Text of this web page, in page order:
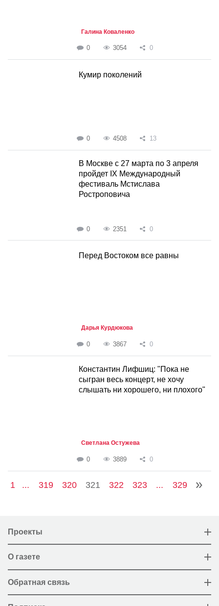
Галина Коваленко
0 3054 0
Кумир поколений
0 4508 13
В Москве с 27 марта по 3 апреля
пройдет IX Международный
фестиваль Мстислава
Ростроповича
0 2351 0
Перед Востоком все равны
Дарья Курдюкова
0 3867 0
Константин Лифшиц: "Пока не
сыгран весь концерт, не хочу
слышать ни хорошего, ни плохого"
Светлана Остужева
0 3889 0
1 ... 319 320 321 322 323 ... 329
Проекты
О газете
Обратная связь